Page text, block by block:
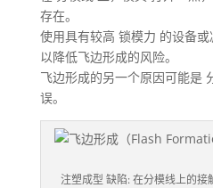
存在。
使用具有较高 锁模力 的设备
以降低飞边形成的风险。
飞边形成的另一个原因可能是
误。
注塑成型 缺陷: 在分模线上的